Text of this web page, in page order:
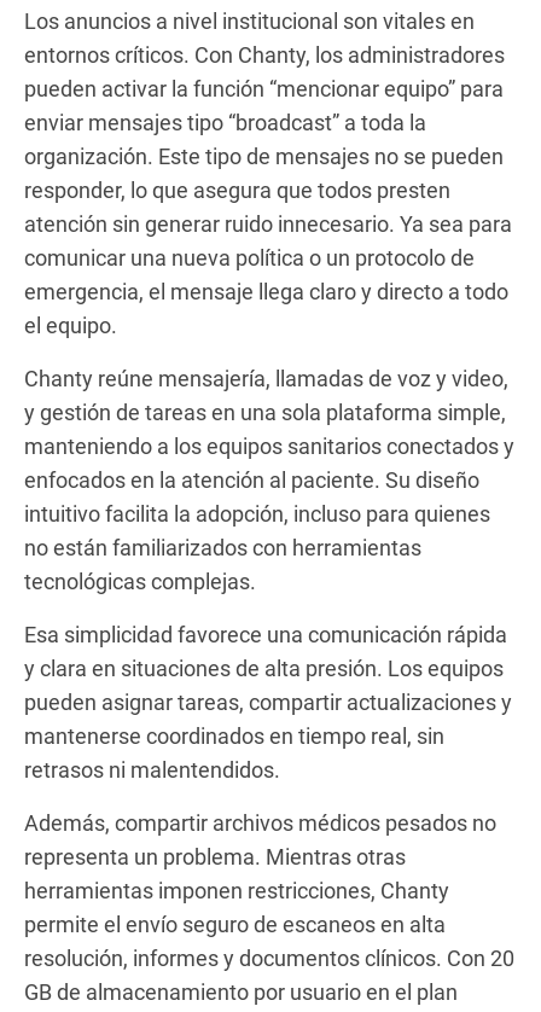
Los anuncios a nivel institucional son vitales en
entornos críticos. Con Chanty, los administradores
pueden activar la función “mencionar equipo” para
enviar mensajes tipo “broadcast” a toda la
organización. Este tipo de mensajes no se pueden
responder, lo que asegura que todos presten
atención sin generar ruido innecesario. Ya sea para
comunicar una nueva política o un protocolo de
emergencia, el mensaje llega claro y directo a todo
el equipo.
Chanty reúne mensajería, llamadas de voz y video,
y gestión de tareas en una sola plataforma simple,
manteniendo a los equipos sanitarios conectados y
enfocados en la atención al paciente. Su diseño
intuitivo facilita la adopción, incluso para quienes
no están familiarizados con herramientas
tecnológicas complejas.
Esa simplicidad favorece una comunicación rápida
y clara en situaciones de alta presión. Los equipos
pueden asignar tareas, compartir actualizaciones y
mantenerse coordinados en tiempo real, sin
retrasos ni malentendidos.
Además, compartir archivos médicos pesados no
representa un problema. Mientras otras
herramientas imponen restricciones, Chanty
permite el envío seguro de escaneos en alta
resolución, informes y documentos clínicos. Con 20
GB de almacenamiento por usuario en el plan